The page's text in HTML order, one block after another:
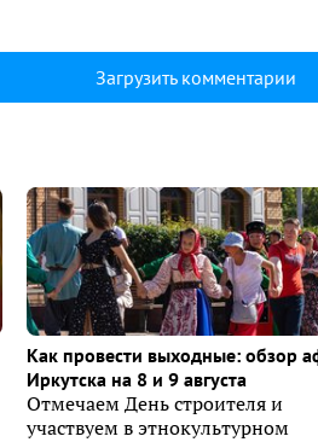
Загрузить комментарии
Как провести выходные: обзор
Иркутска на 8 и 9 августа
Отмечаем День строителя и
участвуем в этнокультурном